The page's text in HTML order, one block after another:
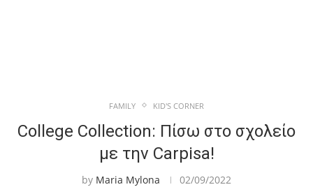
FAMILY KID'S CORNER
College Collection: Πίσω στο σχολείο
με την Carpisa!
by Maria Mylona 02/09/2022